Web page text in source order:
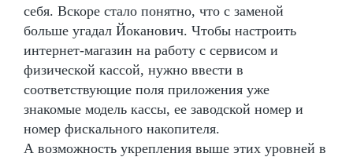
себя. Вскоре стало понятно, что с заменой
больше угадал Йоканович. Чтобы настроить
интернет-магазин на работу с сервисом и
физической кассой, нужно ввести в
соответствующие поля приложения уже
знакомые модель кассы, ее заводской номер и
номер фискального накопителя.
А возможность укрепления выше этих уровней в